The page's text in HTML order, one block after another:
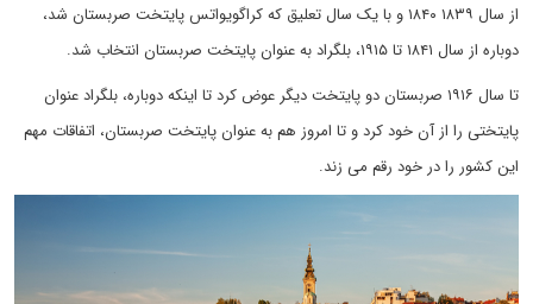
از سال ۱۸۳۹ ۱۸۴۰ و با یک سال تعلیق که کراگویواتس پایتخت صربستان شد،
دوباره از سال ۱۸۴۱ تا ۱۹۱۵، بلگراد به عنوان پایتخت صربستان انتخاب شد.
تا سال ۱۹۱۶ صربستان دو پایتخت دیگر عوض کرد تا اینکه دوباره، بلگراد عنوان
پایتختی را از آن خود کرد و تا امروز هم به عنوان پایتخت صربستان، اتفاقات مهم
این کشور را در خود رقم می زند.